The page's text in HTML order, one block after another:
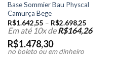
Base Sommier Bau Physcal
Camurça Bege
R$1.642,55 – R$2.698,25
Em até 10x deR$164,26
R$1.478,30
no boleto ou em dinheiro